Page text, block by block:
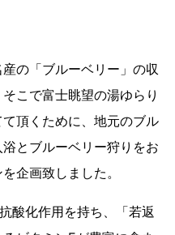
の「ブルーベリー」の収
こで富士眺望の湯ゆらり
頂くために、地元のブル
とブルーベリー狩りをお
企画致しました。
酸化作用を持ち、「若返